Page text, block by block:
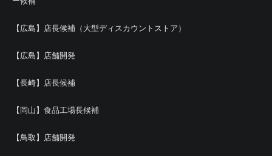
【広島】店長候補（大型ディスカウントストア）
【広島】店舗開発
【長崎】店長候補
【岡山】食品工場長候補
【鳥取】店舗開発